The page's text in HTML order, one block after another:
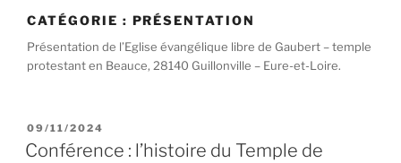
CATÉGORIE : PRÉSENTATION
Présentation de l’Eglise évangélique libre de Gaubert – temple
protestant en Beauce, 28140 Guillonville – Eure-et-Loire.
PUBLIÉ
LE
09/11/2024
Conférence : l’histoire du Temple de